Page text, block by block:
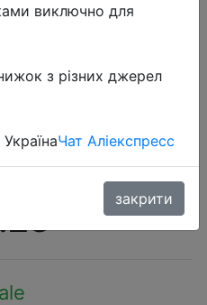
браслет с
виключно для
з різних джерел
Чат Аліекспресс
закрити